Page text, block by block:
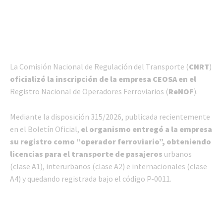
La Comisión Nacional de Regulación del Transporte (CNRT)
oficializó la inscripción de la empresa CEOSA en el
Registro Nacional de Operadores Ferroviarios (ReNOF).
Mediante la disposición 315/2026, publicada recientemente
en el Boletín Oficial, el organismo entregó a la empresa
su registro como “operador ferroviario”, obteniendo
licencias para el transporte de pasajeros urbanos
(clase A1), interurbanos (clase A2) e internacionales (clase
A4) y quedando registrada bajo el código P-0011.